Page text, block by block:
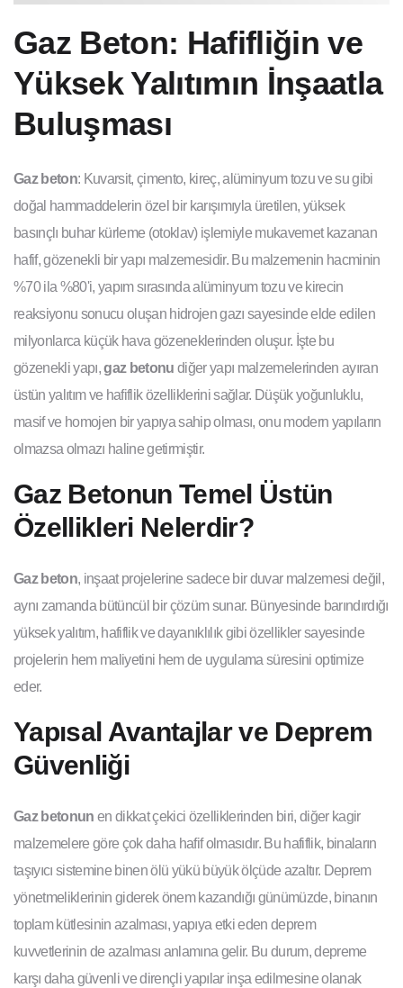
Gaz Beton: Hafifliğin ve
Yüksek Yalıtımın İnşaatla
Buluşması
Gaz beton: Kuvarsit, çimento, kireç, alüminyum tozu ve su gibi
doğal hammaddelerin özel bir karışımıyla üretilen, yüksek
basınçlı buhar kürleme (otoklav) işlemiyle mukavemet kazanan
hafif, gözenekli bir yapı malzemesidir. Bu malzemenin hacminin
%70 ila %80'i, yapım sırasında alüminyum tozu ve kirecin
reaksiyonu sonucu oluşan hidrojen gazı sayesinde elde edilen
milyonlarca küçük hava gözeneklerinden oluşur. İşte bu
gözenekli yapı,gaz betonu diğer yapı malzemelerinden ayıran
üstün yalıtım ve hafiflik özelliklerini sağlar. Düşük yoğunluklu,
masif ve homojen bir yapıya sahip olması, onu modern yapıların
olmazsa olmazı haline getirmiştir.
Gaz Betonun Temel Üstün
Özellikleri Nelerdir?
Gaz beton, inşaat projelerine sadece bir duvar malzemesi değil,
aynı zamanda bütüncül bir çözüm sunar. Bünyesinde barındırdığı
yüksek yalıtım, hafiflik ve dayanıklılık gibi özellikler sayesinde
projelerin hem maliyetini hem de uygulama süresini optimize
eder.
Yapısal Avantajlar ve Deprem
Güvenliği
Gaz betonun en dikkat çekici özelliklerinden biri, diğer kagir
malzemelere göre çok daha hafif olmasıdır. Bu hafiflik, binaların
taşıyıcı sistemine binen ölü yükü büyük ölçüde azaltır. Deprem
yönetmeliklerinin giderek önem kazandığı günümüzde, binanın
toplam kütlesinin azalması, yapıya etki eden deprem
kuvvetlerinin de azalması anlamına gelir. Bu durum, depreme
karşı daha güvenli ve dirençli yapılar inşa edilmesine olanak